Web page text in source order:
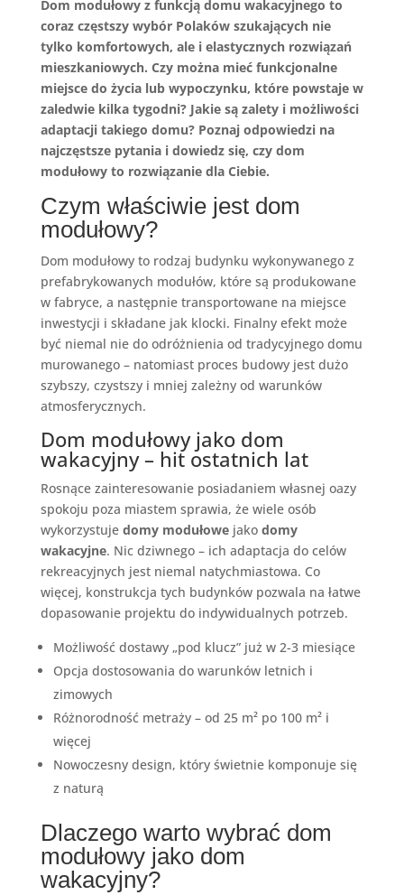
Dom modułowy z funkcją domu wakacyjnego to
coraz częstszy wybór Polaków szukających nie
tylko komfortowych, ale i elastycznych rozwiązań
mieszkaniowych. Czy można mieć funkcjonalne
miejsce do życia lub wypoczynku, które powstaje w
zaledwie kilka tygodni? Jakie są zalety i możliwości
adaptacji takiego domu? Poznaj odpowiedzi na
najczęstsze pytania i dowiedz się, czy dom
modułowy to rozwiązanie dla Ciebie.
Czym właściwie jest dom
modułowy?
Dom modułowy to rodzaj budynku wykonywanego z
prefabrykowanych modułów, które są produkowane
w fabryce, a następnie transportowane na miejsce
inwestycji i składane jak klocki. Finalny efekt może
być niemal nie do odróżnienia od tradycyjnego domu
murowanego – natomiast proces budowy jest dużo
szybszy, czystszy i mniej zależny od warunków
atmosferycznych.
Dom modułowy jako dom
wakacyjny – hit ostatnich lat
Rosnące zainteresowanie posiadaniem własnej oazy
spokoju poza miastem sprawia, że wiele osób
wykorzystuje domy modułowejako domy
wakacyjne. Nic dziwnego – ich adaptacja do celów
rekreacyjnych jest niemal natychmiastowa. Co
więcej, konstrukcja tych budynków pozwala na łatwe
dopasowanie projektu do indywidualnych potrzeb.
Możliwość dostawy „pod klucz” już w 2-3 miesiące
Opcja dostosowania do warunków letnich i
zimowych
Różnorodność metraży – od 25 m² po 100 m² i
więcej
Nowoczesny design, który świetnie komponuje się
z naturą
Dlaczego warto wybrać dom
modułowy jako dom
wakacyjny?